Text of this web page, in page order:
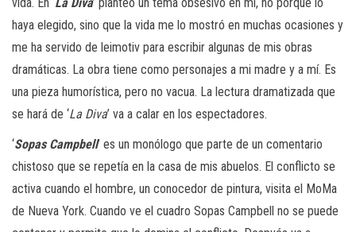
haya elegido, sino que la vida me lo mostró en muchas ocasiones y
me ha servido de leimotiv para escribir algunas de mis obras
dramáticas. La obra tiene como personajes a mi madre y a mí. Es
una pieza humorística, pero no vacua. La lectura dramatizada que
se hará de ‘La Diva’ va a calar en los espectadores.
‘Sopas Campbell’ es un monólogo que parte de un comentario
chistoso que se repetía en la casa de mis abuelos. El conflicto se
activa cuando el hombre, un conocedor de pintura, visita el MoMa
de Nueva York. Cuando ve el cuadro Sopas Campbell no se puede